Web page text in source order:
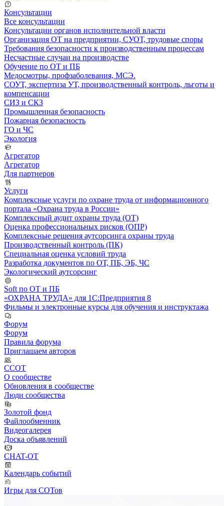
Консультации
Все консультации
Консультации органов исполнительной власти
Организация ОТ на предприятии, СУОТ, трудовые споры
Требования безопасности к производственным процессам
Несчастные случаи на производстве
Обучение по ОТ и ПБ
Медосмотры, профзаболевания, МСЭ.
СОУТ, экспертиза УТ, производственный контроль, льготы и
компенсации
СИЗ и СКЗ
Промышленная безопасность
Пожарная безопасность
ГО и ЧС
Экология
Агрегатор
Агрегатор
Для партнеров
Услуги
Комплексные услуги по охране труда от информационного
портала «Охрана труда в России»
Комплексный аудит охраны труда (ОТ)
Оценка профессиональных рисков (ОПР)
Комплексные решения аутсорсинга охраны труда
Производственный контроль (ПК)
Специальная оценка условий труда
Разработка документов по ОТ, ПБ, ЭБ, ЧС
Экологический аутсорсинг
Soft по ОТ и ПБ
«ОХРАНА ТРУДА» для 1С:Предприятия 8
Фильмы и электронные курсы для обучения и инструктажа
Форум
Форум
Правила форума
Приглашаем авторов
ССОТ
О сообществе
Обновления в сообществе
Люди сообщества
Золотой фонд
Файлообменник
Видеогалерея
Доска объявлений
CHAT-OT
Календарь событий
Игры для СОТов